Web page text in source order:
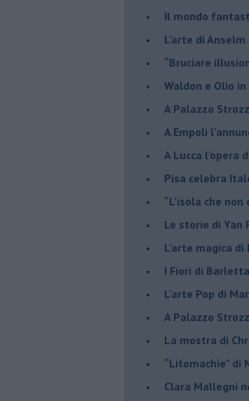
​Il mondo
​L’arte di
​“Bruciare
​Waldon e Olio
​A Palazzo
​A Empoli
A Lucca l’opera
Pisa celebra
“L’isola che
​Le storie di Yan
​L’arte magica
​I Fiori di
​L’arte Pop di
​A Palazzo
La mostra di
​“Litomachie” di
​Clara Mallegni